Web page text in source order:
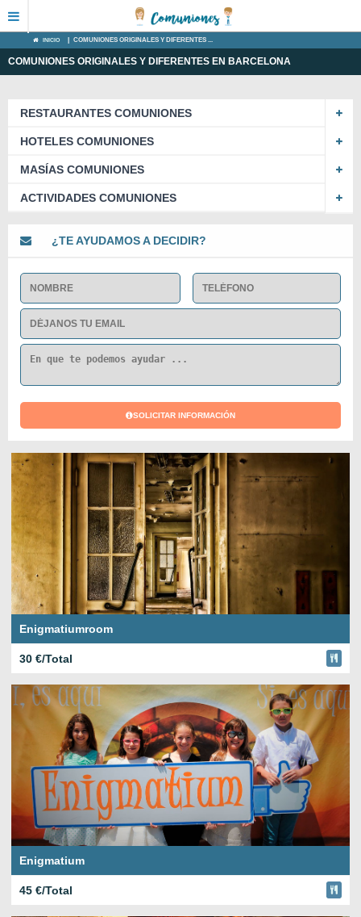
INICIO COMUNIONES ORIGINALES Y DIFERENTES ...
COMUNIONES ORIGINALES Y DIFERENTES EN BARCELONA
RESTAURANTES COMUNIONES
HOTELES COMUNIONES
MASÍAS COMUNIONES
ACTIVIDADES COMUNIONES
¿TE AYUDAMOS A DECIDIR?
SOLICITAR INFORMACIÓN
Enigmatiumroom
30 €/Total
Enigmatium
45 €/Total